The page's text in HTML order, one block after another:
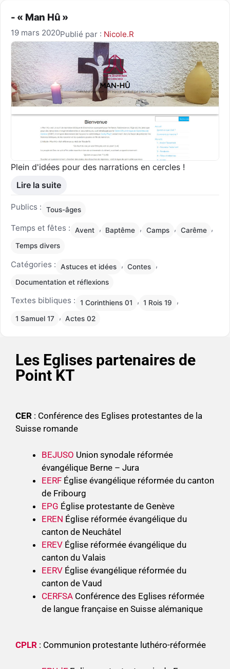
- « Man Hû »
19 mars 2020Publié par : Nicole.R
Plein d'idées pour des narrations en cercles !
Lire la suite
Publics : Tous-âges
Temps et fêtes : Avent , Baptême , Camps , Carême ,
Temps divers
Catégories : Astuces et idées , Contes ,
Documentation et réflexions
Textes bibliques : 1 Corinthiens 01 , 1 Rois 19 ,
1 Samuel 17 , Actes 02
Les Eglises partenaires de
Point KT
CER : Conférence des Eglises protestantes de la
Suisse romande
BEJUSO Union synodale réformée
évangélique Berne – Jura
EERF Église évangélique réformée du canton
de Fribourg
EPG Église protestante de Genève
EREN Église réformée évangélique du
canton de Neuchâtel
EREV Église réformée évangélique du
canton du Valais
EERV Église évangélique réformée du
canton de Vaud
CERFSA Conférence des Eglises réformée
de langue française en Suisse alémanique
CPLR : Communion protestante luthéro-réformée